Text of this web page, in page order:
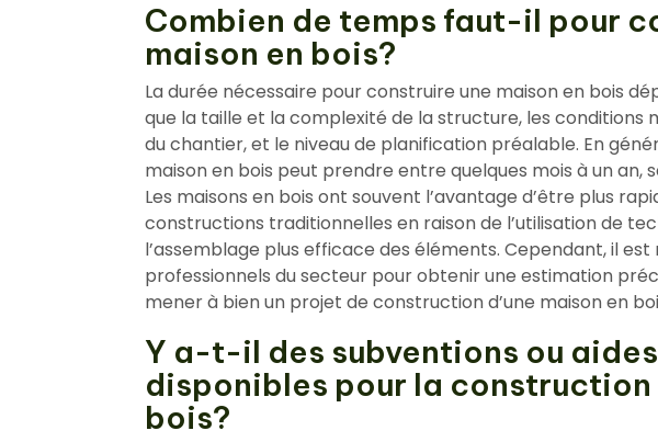
Combien de temps faut-il pour
maison en bois?
La durée nécessaire pour construire une maison en bois
que la taille et la complexité de la structure, les conditions
du chantier, et le niveau de planification préalable. En
maison en bois peut prendre entre quelques mois à un an,
Les maisons en bois ont souvent l’avantage d’être plus
constructions traditionnelles en raison de l’utilisation de
l’assemblage plus efficace des éléments. Cependant, il
professionnels du secteur pour obtenir une estimation
mener à bien un projet de construction d’une maison en
Y a-t-il des subventions ou
disponibles pour la construction
bois?